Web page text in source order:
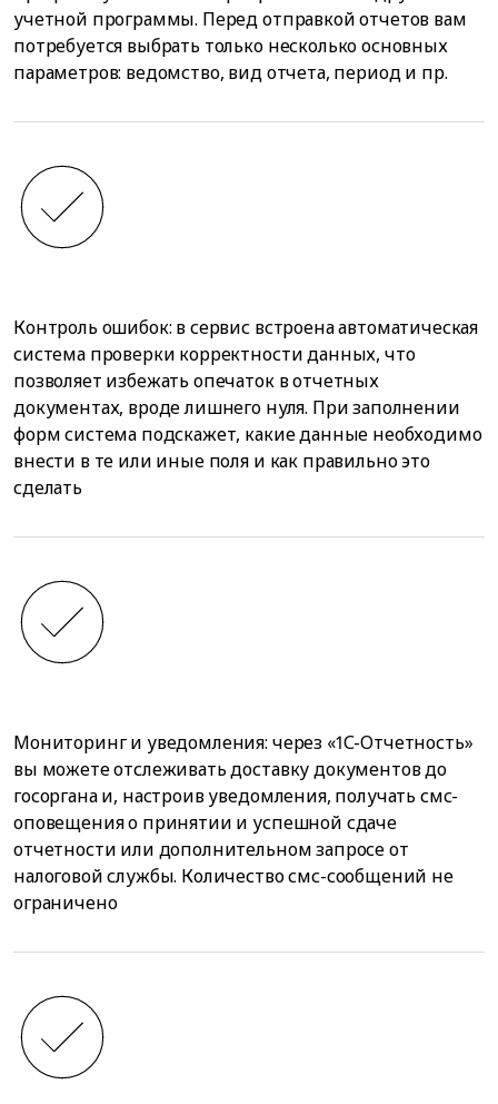
учетной программы. Перед отправкой отчетов вам
потребуется выбрать только несколько основных
параметров: ведомство, вид отчета, период и пр.
Контроль ошибок: в сервис встроена автоматическая
система проверки корректности данных, что
позволяет избежать опечаток в отчетных
документах, вроде лишнего нуля. При заполнении
форм система подскажет, какие данные необходимо
внести в те или иные поля и как правильно это
сделать
Мониторинг и уведомления: через «1С-Отчетность»
вы можете отслеживать доставку документов до
госоргана и, настроив уведомления, получать смс-
оповещения о принятии и успешной сдаче
отчетности или дополнительном запросе от
налоговой службы. Количество смс-сообщений не
ограничено